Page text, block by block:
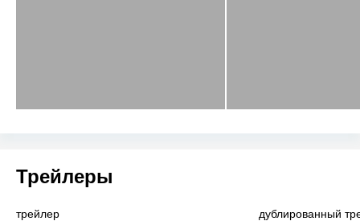
Трейлеры
трейлер дублированный